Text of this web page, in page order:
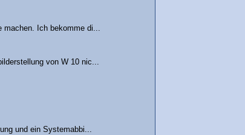
machen. Ich bekomme di...
von W 10 nic...
und ein Systemabbi...